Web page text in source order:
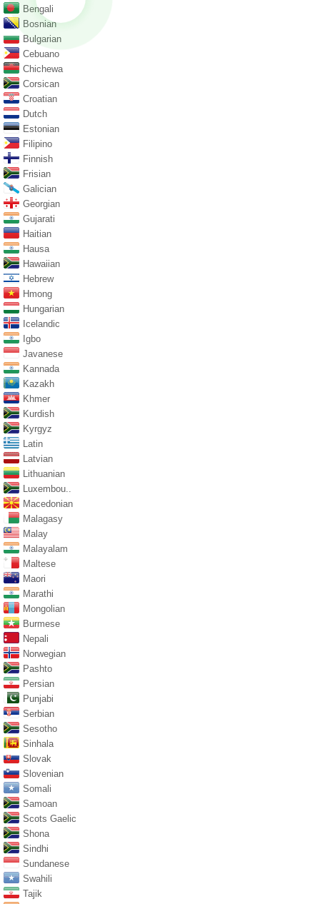
Bengali
Bosnian
Bulgarian
Cebuano
Chichewa
Corsican
Croatian
Dutch
Estonian
Filipino
Finnish
Frisian
Galician
Georgian
Gujarati
Haitian
Hausa
Hawaiian
Hebrew
Hmong
Hungarian
Icelandic
Igbo
Javanese
Kannada
Kazakh
Khmer
Kurdish
Kyrgyz
Latin
Latvian
Lithuanian
Luxembou..
Macedonian
Malagasy
Malay
Malayalam
Maltese
Maori
Marathi
Mongolian
Burmese
Nepali
Norwegian
Pashto
Persian
Punjabi
Serbian
Sesotho
Sinhala
Slovak
Slovenian
Somali
Samoan
Scots Gaelic
Shona
Sindhi
Sundanese
Swahili
Tajik